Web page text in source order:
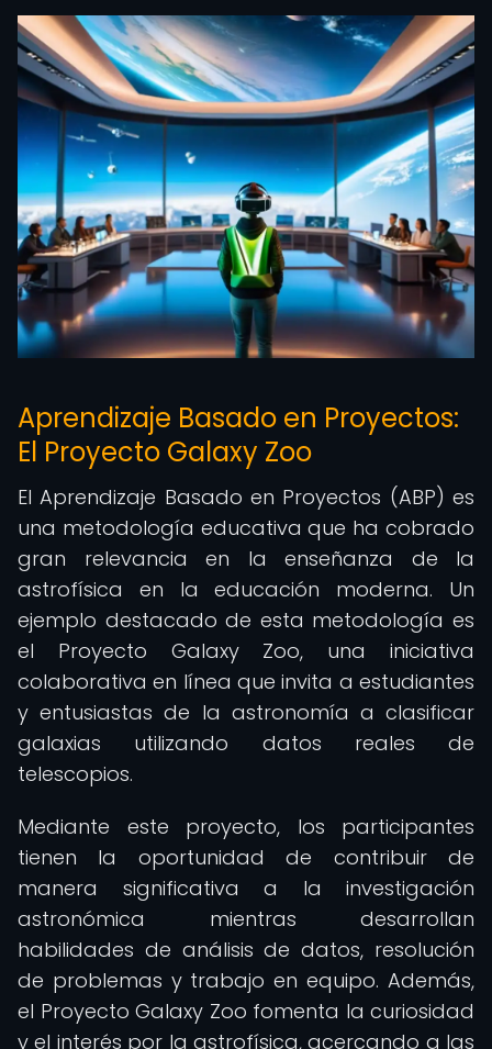
Aprendizaje Basado en Proyectos:
El Proyecto Galaxy Zoo
El Aprendizaje Basado en Proyectos (ABP) es
una metodología educativa que ha cobrado
gran relevancia en la enseñanza de la
astrofísica en la educación moderna. Un
ejemplo destacado de esta metodología es
el Proyecto Galaxy Zoo, una iniciativa
colaborativa en línea que invita a estudiantes
y entusiastas de la astronomía a clasificar
galaxias utilizando datos reales de
telescopios.
Mediante este proyecto, los participantes
tienen la oportunidad de contribuir de
manera significativa a la investigación
astronómica mientras desarrollan
habilidades de análisis de datos, resolución
de problemas y trabajo en equipo. Además,
el Proyecto Galaxy Zoo fomenta la curiosidad
y el interés por la astrofísica, acercando a las